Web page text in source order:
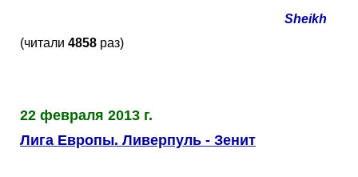
Sheikh
(читали 4858 раз)
22 февраля 2013 г.
Лига Европы. Ливерпуль - Зенит